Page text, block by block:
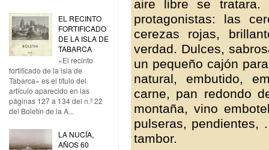
EL RECINTO
FORTIFICADO
DE LA ISLA DE
TABARCA
«El recinto
fortificado de la isla de
Tabarca» es el título del
artículo aparecido en las
páginas 127 a 134 del n.º 22
del Boletín de la A...
LA NUCÍA,
AÑOS 60
aire libre se
protagonistas: las
cerezas rojas,
verdad. Dulces,
un pequeño cajón
natural, embutido,
carne, pan redondo
montaña, vino
pulseras,
tambor.